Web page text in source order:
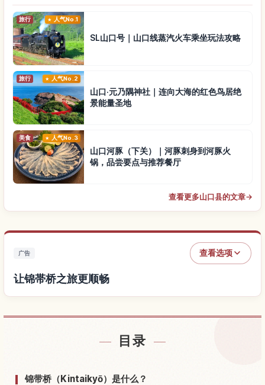
旅行 人气No.1
SL山口号｜山口线蒸汽火车乘坐玩法攻略
旅行 人气No.2
山口·元乃隅神社｜连向大海的红色鸟居绝
景能量圣地
美食 人气No.3
山口河豚（下关）｜河豚刺身到河豚火
锅，品尝要点与推荐餐厅
查看更多山口县的文章→
广告 查看选项
让锦帯桥之旅更顺畅
目录
锦带桥（Kintaikyō）是什么？